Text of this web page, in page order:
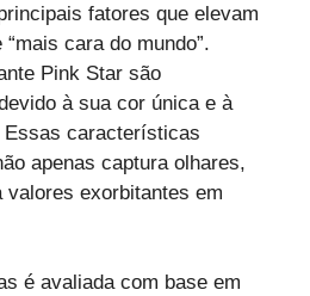
fatores que elevam
cara do mundo”.
Pink Star são
à sua cor única e à
Essas características
apenas captura olhares,
valores exorbitantes em
é avaliada com base em